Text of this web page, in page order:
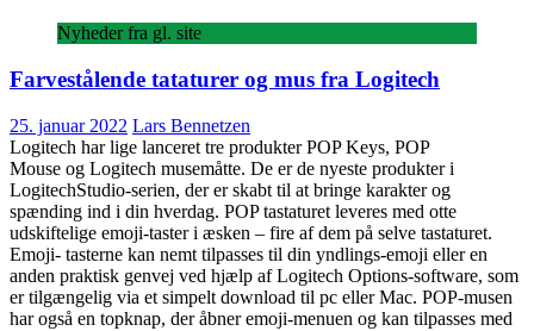
Nyheder fra gl. site
Farvestålende tataturer og mus fra Logitech
25. januar 2022 Lars Bennetzen
Logitech har lige lanceret tre produkter POP Keys, POP
Mouse og Logitech musemåtte. De er de nyeste produkter i
LogitechStudio-serien, der er skabt til at bringe karakter og
spænding ind i din hverdag. POP tastaturet leveres med otte
udskiftelige emoji-taster i æsken – fire af dem på selve tastaturet.
Emoji- tasterne kan nemt tilpasses til din yndlings-emoji eller en
anden praktisk genvej ved hjælp af Logitech Options-software, som
er tilgængelig via et simpelt download til pc eller Mac. POP-musen
har også en topknap, der åbner emoji-menuen og kan tilpasses med